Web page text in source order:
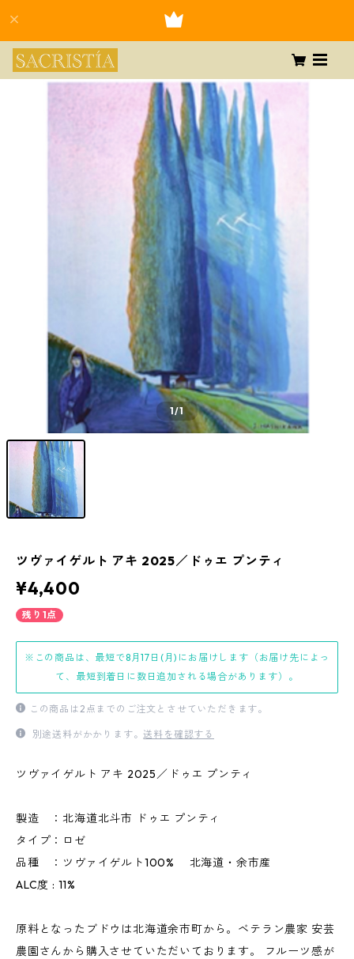
1/1
ツヴァイゲルト アキ 2025／ドゥエ プンティ
¥4,400
残り1点
※この商品は、最短で8月17日(月)にお届けします（お届け先によっ
て、最短到着日に数日追加される場合があります）。
この商品は2点までのご注文とさせていただきます。
別途送料がかかります。送料を確認する
ツヴァイゲルト アキ 2025／ドゥエ プンティ
製造 ：北海道北斗市 ドゥエ プンティ
タイプ：ロゼ
品種 ：ツヴァイゲルト100% 北海道・余市産
ALC度 : 11%
原料となったブドウは北海道余市町から。ベテラン農家 安芸
農園さんから購入させていただいております。 フルーツ感が